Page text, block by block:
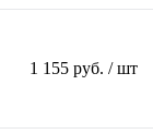
1 155 руб. / шт